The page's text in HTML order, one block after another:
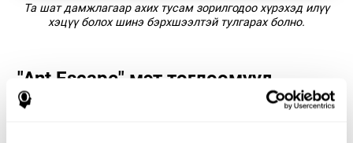
Та шат дамжлагаар ахих тусам зорилгодоо хүрэхэд илүү
хэцүү болох шинэ бэрхшээлтэй тулгарах болно.
"Ant Escape" мэт тоглоомууд
яагаад ийм алдартай болсон бэ? -
Түүх